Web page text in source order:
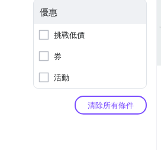
優惠
挑戰低價
券
活動
清除所有條件